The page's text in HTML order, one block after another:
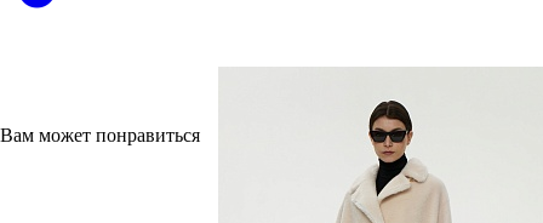
Вам может понравиться